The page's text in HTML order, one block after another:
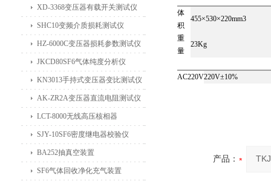
体
积
455×530×220mm3
重
量
23Kg
AC220V220V±10%
产品：
XD-3368变压器有载开关测试仪
SHC10变频介质损耗测试仪
HZ-6000C变压器损耗参数测试仪
JKCD80SF6气体纯度分析仪
KN3013手持式变压器变比测试仪
AK-ZR2A变压器直流电阻测试仪
LCT-8000无线高压核相器
SJY-10SF6密度继电器校验仪
BA252抽真空装置
SF6气体回收净化充气装置